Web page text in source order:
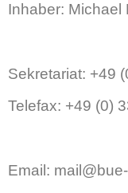
Inhaber: Michael
Sekretariat: +49
Telefax: +49 (0)
Email: